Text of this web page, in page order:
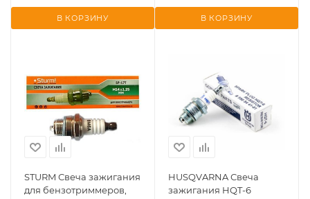
В КОРЗИНУ В КОРЗИНУ
STURM Свеча зажигания
для бензотриммеров,
HUSQVARNA Свеча
зажигания HQT-6